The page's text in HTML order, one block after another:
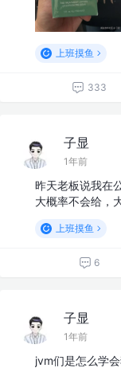
上班摸鱼
333
子显
1年前
昨天老板说我在
大概率不会给，
上班摸鱼
6
子显
1年前
jvm们是怎么学